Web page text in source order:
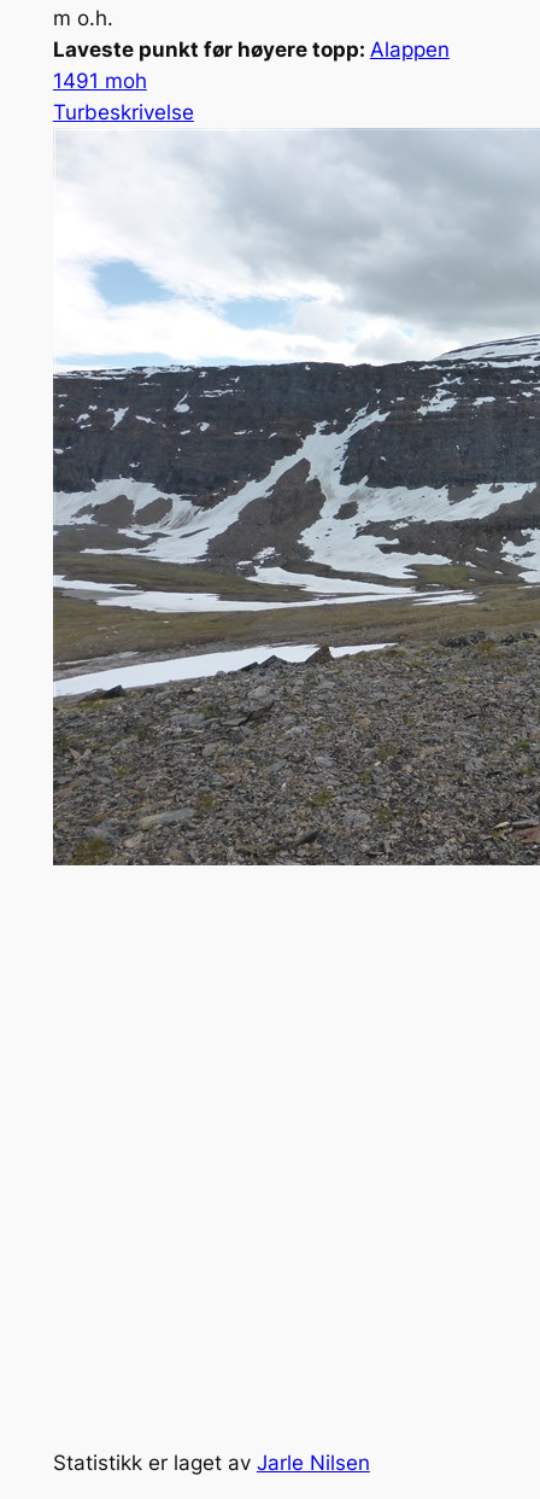
m o.h.
Laveste punkt før høyere topp: Alappen
1491 moh
Turbeskrivelse
Statistikk er laget av Jarle Nilsen